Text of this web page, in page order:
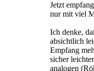
Jetzt
nur mit viel
Ich denke,
absichtlich
Empfang
sicher
analogen